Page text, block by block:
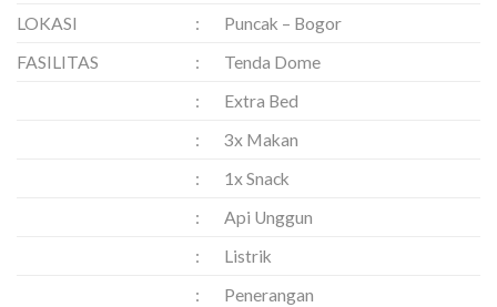
LOKASI
:
Puncak – Bogor
FASILITAS
:
Tenda Dome
:
Extra Bed
:
3x Makan
:
1x Snack
:
Api Unggun
:
Listrik
:
Penerangan